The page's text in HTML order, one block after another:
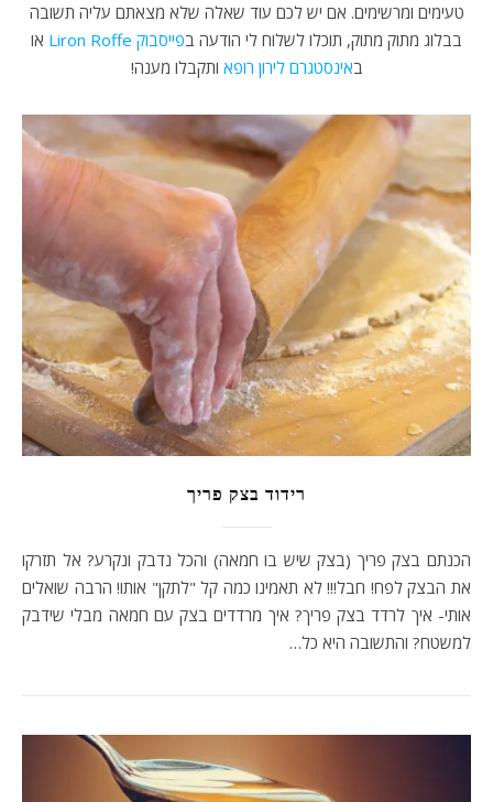
טעימים ומרשימים. אם יש לכם עוד שאלה שלא מצאתם עליה תשובה
בבלוג מתוק מתוק, תוכלו לשלוח לי הודעה בפייסבוק Liron Roffe
או
באינסטגרם לירון רופא ותקבלו מענה!
רידוד בצק פריך
הכנתם בצק פריך (בצק שיש בו חמאה) והכל נדבק ונקרע? אל תזרקו
את הבצק לפח! חבל!!! לא תאמינו כמה קל "לתקן" אותו! הרבה שואלים
אותי- איך לרדד בצק פריך? איך מרדדים בצק עם חמאה מבלי שידבק
למשטח? והתשובה היא כל…